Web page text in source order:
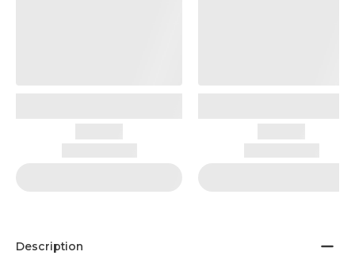
Description